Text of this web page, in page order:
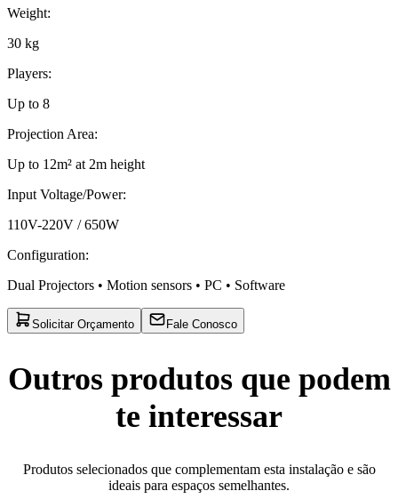
Weight:
30 kg
Players:
Up to 8
Projection Area:
Up to 12m² at 2m height
Input Voltage/Power:
110V-220V / 650W
Configuration:
Dual Projectors • Motion sensors • PC • Software
Solicitar Orçamento Fale Conosco
Outros produtos que podem
te interessar
Produtos selecionados que complementam esta instalação e são
ideais para espaços semelhantes.